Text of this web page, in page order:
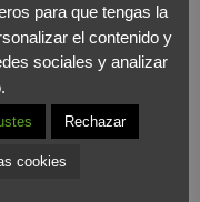
que transmiten de
transmitiendo
a largo plazo.
para que tengas la
el contenido y
sociales y analizar
Rechazar
cookies